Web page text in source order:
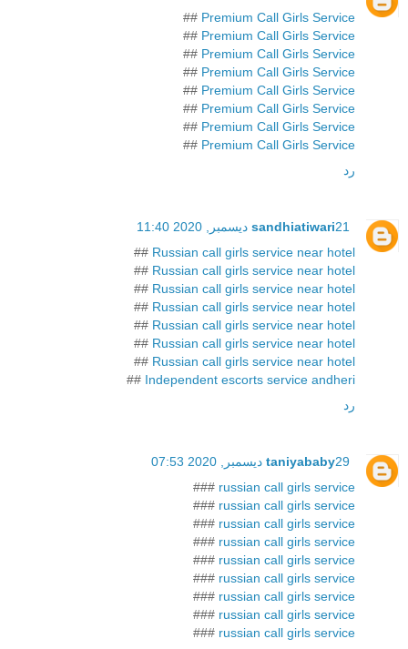
Premium Call Girls Service
##
Premium Call Girls Service
##
Premium Call Girls Service
##
Premium Call Girls Service
##
Premium Call Girls Service
##
Premium Call Girls Service
##
Premium Call Girls Service
##
Premium Call Girls Service
##
رد
sandhiatiwari21 ديسمبر, 2020 11:40
Russian call girls service near hotel
##
Russian call girls service near hotel
##
Russian call girls service near hotel
##
Russian call girls service near hotel
##
Russian call girls service near hotel
##
Russian call girls service near hotel
##
Russian call girls service near hotel
##
Independent escorts service andheri
##
رد
taniyababy29 ديسمبر, 2020 07:53
russian call girls service
###
russian call girls service
###
russian call girls service
###
russian call girls service
###
russian call girls service
###
russian call girls service
###
russian call girls service
###
russian call girls service
###
russian call girls service
###